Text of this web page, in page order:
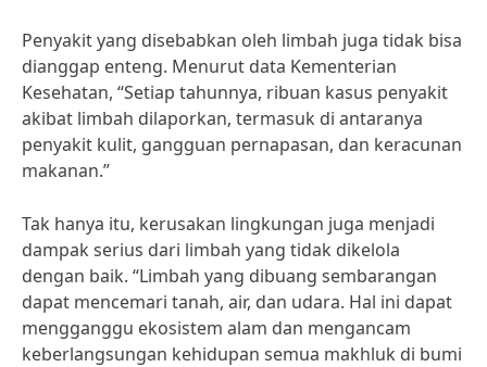
Penyakit yang disebabkan oleh limbah juga tidak bisa
dianggap enteng. Menurut data Kementerian
Kesehatan, “Setiap tahunnya, ribuan kasus penyakit
akibat limbah dilaporkan, termasuk di antaranya
penyakit kulit, gangguan pernapasan, dan keracunan
makanan.”
Tak hanya itu, kerusakan lingkungan juga menjadi
dampak serius dari limbah yang tidak dikelola
dengan baik. “Limbah yang dibuang sembarangan
dapat mencemari tanah, air, dan udara. Hal ini dapat
mengganggu ekosistem alam dan mengancam
keberlangsungan kehidupan semua makhluk di bumi